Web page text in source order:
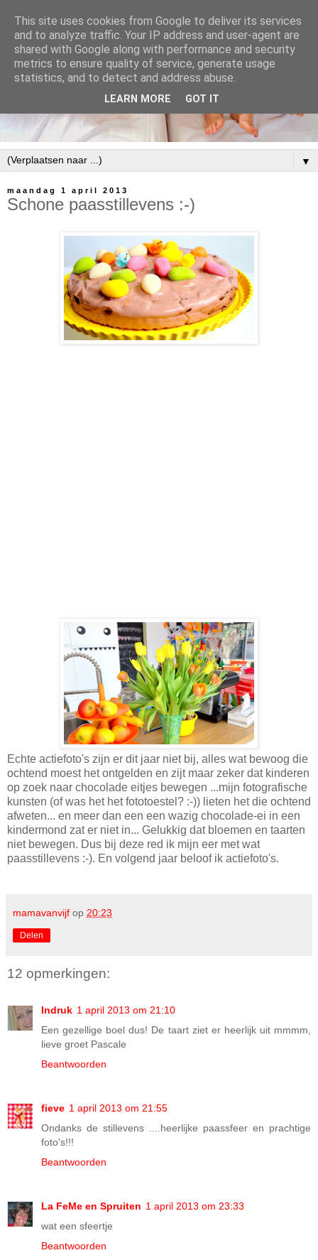
▼
maandag 1 april 2013
Schone paasstillevens :-)
Echte actiefoto's zijn er dit jaar niet bij, alles wat bewoog die
ochtend moest het ontgelden en zijt maar zeker dat kinderen
op zoek naar chocolade eitjes bewegen ...mijn fotografische
kunsten (of was het het fototoestel? :-)) lieten het die ochtend
afweten... en meer dan een een wazig chocolade-ei in een
kindermond zat er niet in... Gelukkig dat bloemen en taarten
niet bewegen. Dus bij deze red ik mijn eer met wat
paasstillevens :-). En volgend jaar beloof ik actiefoto's.
mamavanvijf op 20:23
Delen
12 opmerkingen:
Indruk 1 april 2013 om 21:10
Een gezellige boel dus! De taart ziet er heerlijk uit mmmm,
lieve groet Pascale
Beantwoorden
fieve 1 april 2013 om 21:55
Ondanks de stillevens ....heerlijke paassfeer en prachtige
foto's!!!
Beantwoorden
La FeMe en Spruiten 1 april 2013 om 23:33
wat een sfeertje
Beantwoorden
This site uses cookies from Google to deliver its services
and to analyze traffic. Your IP address and user-agent are
shared with Google along with performance and security
metrics to ensure quality of service, generate usage
statistics, and to detect and address abuse.
LEARN MORE GOT IT